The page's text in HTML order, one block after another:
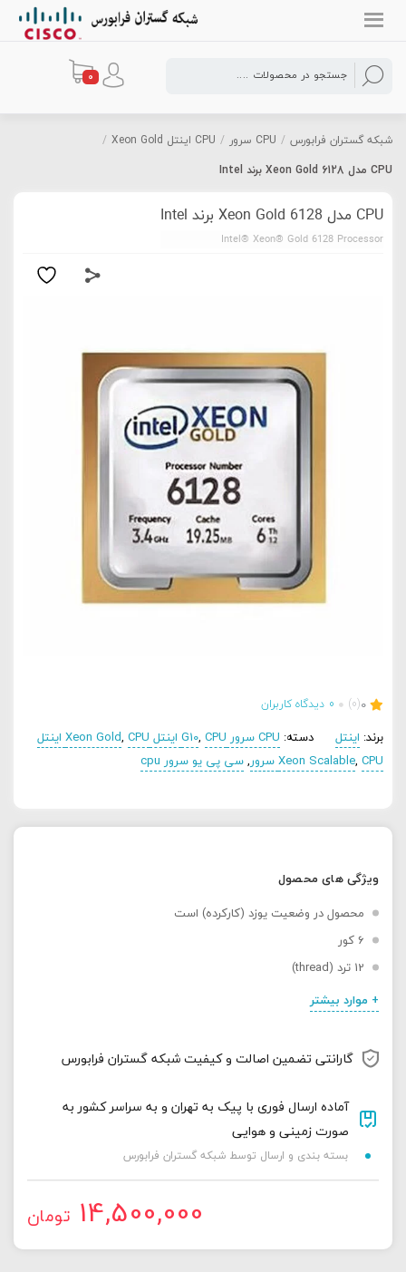
0
شبکه گستران فرابورس / CPU سرور / CPU اینتل Xeon Gold
/
CPU مدل Xeon Gold 6128 برند Intel
CPU مدل Xeon Gold 6128 برند Intel
Intel® Xeon® Gold 6128 Processor
0
(0)
0 دیدگاه کاربران
برند: اینتل دسته: CPU سرور G10 , CPU اینتل Xeon Gold ,
CPU اینتل
Xeon Scalable, CPU سرور ,سی پی یو سرور cpu
ویژگی های محصول
محصول در وضعیت یوزد (کارکرده) است
6 کور
12 ترد (thread)
+ موارد بیشتر
گارانتی تضمین اصالت و کیفیت شبکه گستران فرابورس
آماده ارسال فوری با پیک به تهران و به سراسر کشور به
صورت زمینی و هوایی
بسته بندی و ارسال توسط شبکه گستران فرابورس
14,500,000 تومان